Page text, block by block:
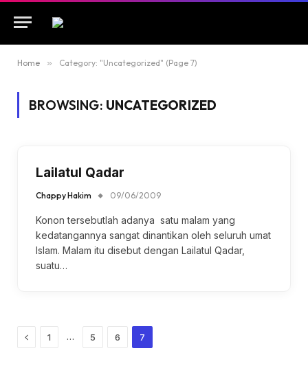
Home » Category: "Uncategorized" (Page 7)
BROWSING: UNCATEGORIZED
Lailatul Qadar
Chappy Hakim 09/06/2009
Konon tersebutlah adanya satu malam yang
kedatangannya sangat dinantikan oleh seluruh umat
Islam. Malam itu disebut dengan Lailatul Qadar,
suatu…
Previous
1 … 5 6 7